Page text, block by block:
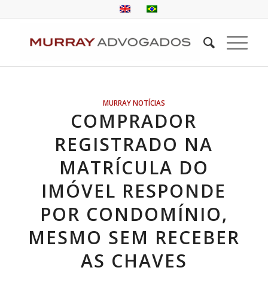
MURRAY NOTÍCIAS
COMPRADOR
REGISTRADO NA
MATRÍCULA DO
IMÓVEL RESPONDE
POR CONDOMÍNIO,
MESMO SEM RECEBER
AS CHAVES